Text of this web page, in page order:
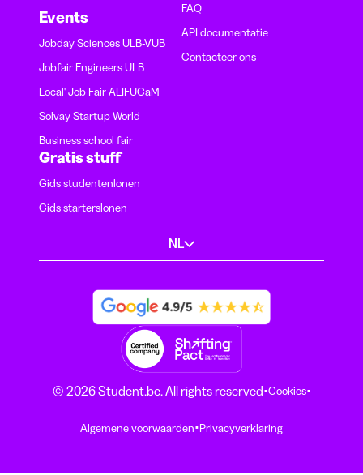
Events
Jobday Sciences ULB-VUB
Jobfair Engineers ULB
Local' Job Fair ALIFUCaM
Solvay Startup World
Business school fair
FAQ
API documentatie
Contacteer ons
Gratis stuff
Gids studentenlonen
Gids starterslonen
NL
© 2026 Student.be. All rights reserved·Cookies·
Algemene voorwaarden·Privacyverklaring